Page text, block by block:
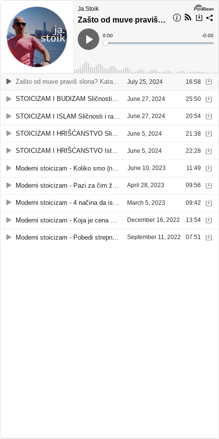
Ja.Stoik
Zašto od muve praviš slona? Katastrofiziranje - kako ga pobediti
Play
Current
Time
0:00
Loaded:
Time
-0:00
Zašto od muve praviš slona? Katastrofiziranje - kako ga pobediti July 25, 2024 16:58
STOICIZAM I BUDIZAM Sličnosti i razlike June 27, 2024 25:50
June 27, 2024 20:54
STOICIZAM I HRIŠĆANSTVO Sličnosti i razlike June 5, 2024 21:38
STOICIZAM I HRIŠĆANSTVO Istorijske paralele June 5, 2024 22:28
June 10, 2023 11:49
April 28, 2023 09:56
Moderni stoicizam - 4 načina da iskoristiš najbolje od stoicizma - Ja.Stoik podkast March 5, 2023 09:42
December 16, 2022 13:54
September 11, 2022 07:51